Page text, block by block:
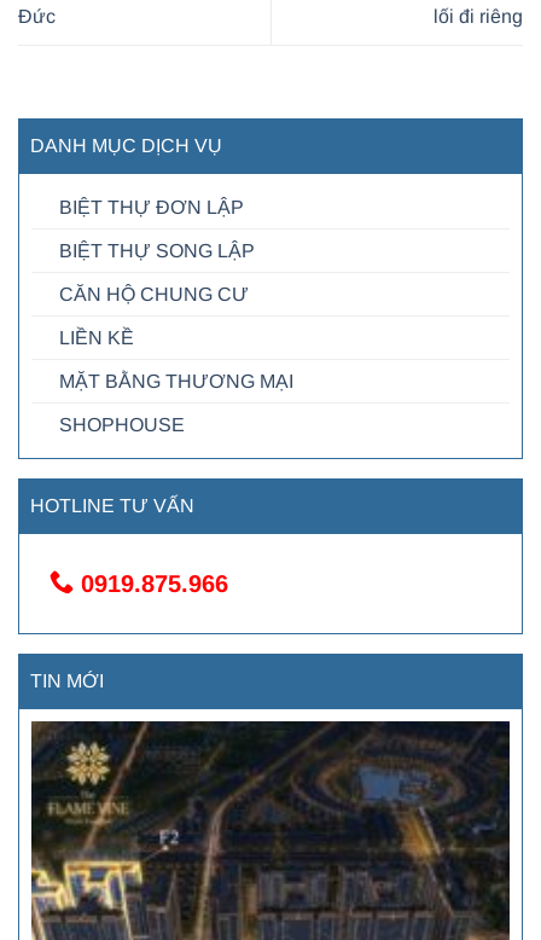
Đức lối đi riêng
DANH MỤC DỊCH VỤ
BIỆT THỰ ĐƠN LẬP
BIỆT THỰ SONG LẬP
CĂN HỘ CHUNG CƯ
LIỀN KỀ
MẶT BẰNG THƯƠNG MẠI
SHOPHOUSE
HOTLINE TƯ VẤN
0919.875.966
TIN MỚI